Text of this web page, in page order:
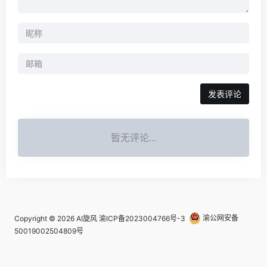
发表评论
暂无评论...
Copyright © 2026 AI旋风 渝ICP备2023004766号-3
渝公网安备
50019002504809号